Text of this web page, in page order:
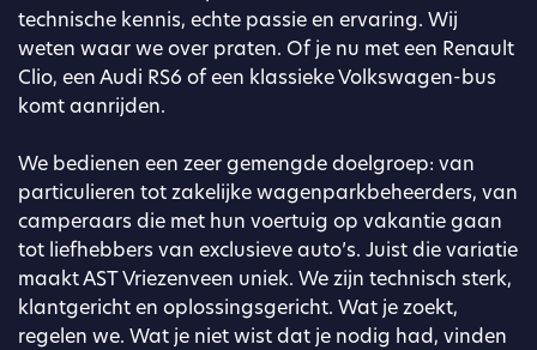
technische kennis, echte passie en ervaring. Wij
weten waar we over praten. Of je nu met een Renault
Clio, een Audi RS6 of een klassieke Volkswagen-bus
komt aanrijden.
We bedienen een zeer gemengde doelgroep: van
particulieren tot zakelijke wagenparkbeheerders, van
camperaars die met hun voertuig op vakantie gaan
tot liefhebbers van exclusieve auto’s. Juist die variatie
maakt AST Vriezenveen uniek. We zijn technisch sterk,
klantgericht en oplossingsgericht. Wat je zoekt,
regelen we. Wat je niet wist dat je nodig had, vinden